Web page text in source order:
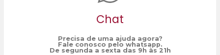
Chat
Precisa de uma ajuda agora?
Fale conosco pelo whatsapp.
De segunda a sexta das 9h às 21h